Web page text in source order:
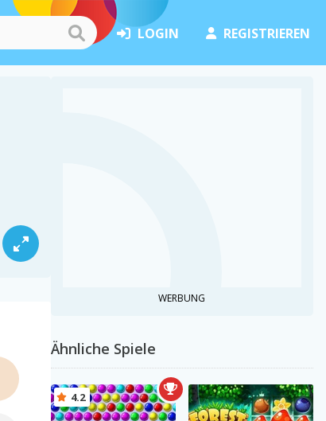
LOGIN REGISTRIEREN
WERBUNG
Ähnliche Spiele
4.2